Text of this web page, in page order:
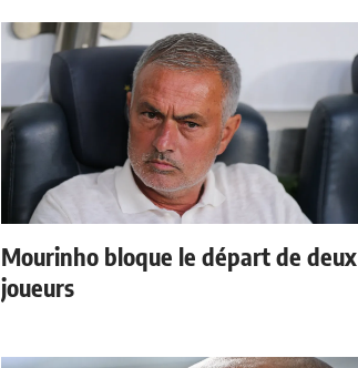
Mourinho bloque le départ de deux
joueurs